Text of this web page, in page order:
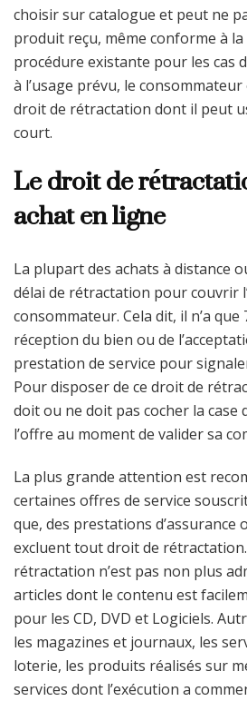
choisir sur catalogue et peut ne
produit reçu, même conforme à
procédure existante pour les cas
à l’usage prévu, le
droit de rétractation dont il peut
court.
Le droit de
achat en ligne
La plupart des achats à distance
délai de rétractation pour couvrir
consommateur. Cela dit, il n’a
réception du bien ou de
prestation de service pour
Pour disposer de ce droit de
doit ou ne doit pas cocher la case
l’offre au moment de valider sa
La plus grande attention est
certaines offres de service
que, des prestations d’assurance
excluent tout droit de
rétractation n’est pas non plus
articles dont le contenu est
pour les CD, DVD et Logiciels.
les magazines et journaux, les
loterie, les produits réalisés sur
services dont l’exécution a